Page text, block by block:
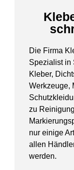
Die Firma
Spezialist in
Kleber,
Werkzeuge,
zu
nur einige
allen
werden.